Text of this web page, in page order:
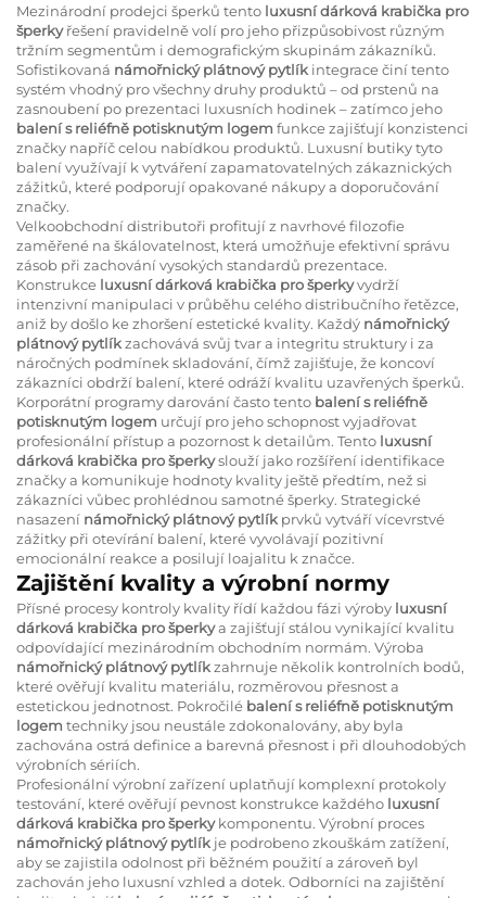
Mezinárodní prodejci šperků tento luxusní dárková krabička pro
šperkyřešení pravidelně volí pro jeho přizpůsobivost různým
tržním segmentům i demografickým skupinám zákazníků.
Sofistikovaná námořnický plátnový pytlík integrace činí tento
systém vhodný pro všechny druhy produktů – od prstenů na
zasnoubení po prezentaci luxusních hodinek – zatímco jeho
balení s reliéfně potisknutým logem funkce zajišťují konzistenci
značky napříč celou nabídkou produktů. Luxusní butiky tyto
balení využívají k vytváření zapamatovatelných zákaznických
zážitků, které podporují opakované nákupy a doporučování
značky.
Velkoobchodní distributoři profitují z navrhové filozofie
zaměřené na škálovatelnost, která umožňuje efektivní správu
zásob při zachování vysokých standardů prezentace.
Konstrukce luxusní dárková krabička pro šperkyvydrží
intenzivní manipulaci v průběhu celého distribučního řetězce,
aniž by došlo ke zhoršení estetické kvality. Každý námořnický
plátnový pytlíkzachovává svůj tvar a integritu struktury i za
náročných podmínek skladování, čímž zajišťuje, že koncoví
zákazníci obdrží balení, které odráží kvalitu uzavřených šperků.
Korporátní programy darování často tento balení s reliéfně
potisknutým logem určují pro jeho schopnost vyjadřovat
profesionální přístup a pozornost k detailům. Tento luxusní
dárková krabička pro šperkyslouží jako rozšíření identifikace
značky a komunikuje hodnoty kvality ještě předtím, než si
zákazníci vůbec prohlédnou samotné šperky. Strategické
nasazení námořnický plátnový pytlík prvků vytváří vícevrstvé
zážitky při otevírání balení, které vyvolávají pozitivní
emocionální reakce a posilují loajalitu k značce.
Zajištění kvality a výrobní normy
Přísné procesy kontroly kvality řídí každou fázi výroby luxusní
dárková krabička pro šperkya zajišťují stálou vynikající kvalitu
odpovídající mezinárodním obchodním normám. Výroba
námořnický plátnový pytlíkzahrnuje několik kontrolních bodů,
které ověřují kvalitu materiálu, rozměrovou přesnost a
estetickou jednotnost. Pokročilé balení s reliéfně potisknutým
logem techniky jsou neustále zdokonalovány, aby byla
zachována ostrá definice a barevná přesnost i při dlouhodobých
výrobních sériích.
Profesionální výrobní zařízení uplatňují komplexní protokoly
testování, které ověřují pevnost konstrukce každého luxusní
dárková krabička pro šperkykomponentu. Výrobní proces
námořnický plátnový pytlík je podrobeno zkouškám zatížení,
aby se zajistila odolnost při běžném použití a zároveň byl
zachován jeho luxusní vzhled a dotek. Odborníci na zajištění